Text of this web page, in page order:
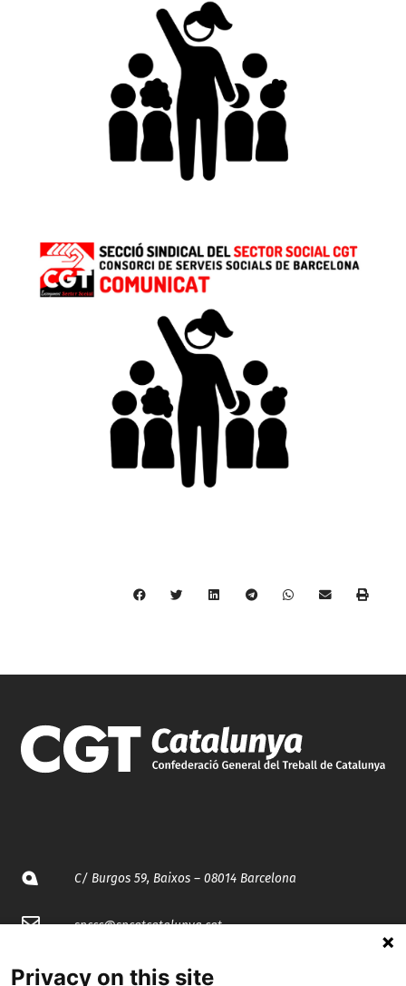
C/ Burgos 59, Baixos – 08014 Barcelona
spccc@spcgtcatalunya.cat
935 120 481
Privacy on this site